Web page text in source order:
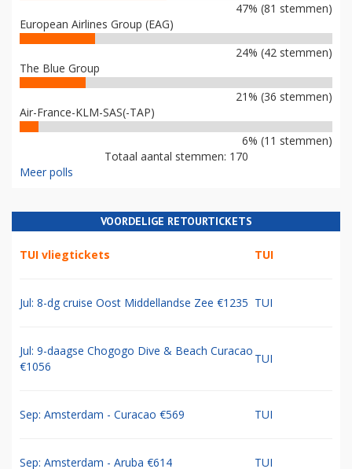
47% (81 stemmen)
European Airlines Group (EAG)
24% (42 stemmen)
The Blue Group
21% (36 stemmen)
Air-France-KLM-SAS(-TAP)
6% (11 stemmen)
Totaal aantal stemmen: 170
Meer polls
VOORDELIGE RETOURTICKETS
TUI vliegtickets TUI
Jul: 8-dg cruise Oost Middellandse Zee €1235 TUI
Jul: 9-daagse Chogogo Dive & Beach Curacao
€1056
TUI
Sep: Amsterdam - Curacao €569 TUI
Sep: Amsterdam - Aruba €614 TUI